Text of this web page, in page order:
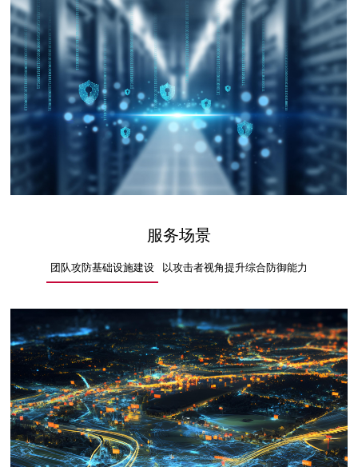
服务场景
团队攻防基础设施建设 以攻击者视角提升综合防御能力